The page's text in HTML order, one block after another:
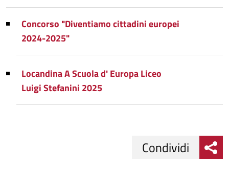
Concorso "Diventiamo cittadini europei
2024-2025"
Locandina A Scuola d' Europa Liceo
Luigi Stefanini 2025
Condividi